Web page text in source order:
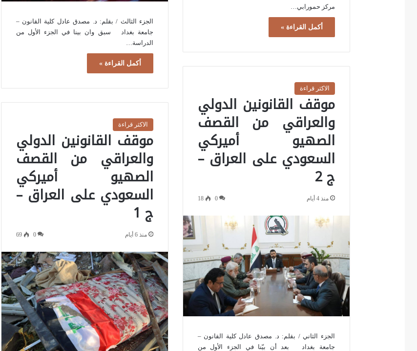
مركز حمورابي…
أكمل القراءة »
الجزء الثالث / بقلم: د. مصدق عادل كلية القانون –
جامعة بغداد سبق وان بينا في الجزء الأول من
الدراسة…
أكمل القراءة »
الاكثر قراءة
موقف القانونين الدولي
والعراقي من القصف
الصهيو أميركي
السعودي على العراق –
ج 2
منذ 4 أيام 0
18
الجزء الثاني / بقلم: د. مصدق عادل كلية القانون –
جامعة بغداد بعد أن بيّنا في الجزء الأول من
الاكثر قراءة
موقف القانونين الدولي
والعراقي من القصف
الصهيو أميركي
السعودي على العراق –
ج 1
منذ 6 أيام 0
69